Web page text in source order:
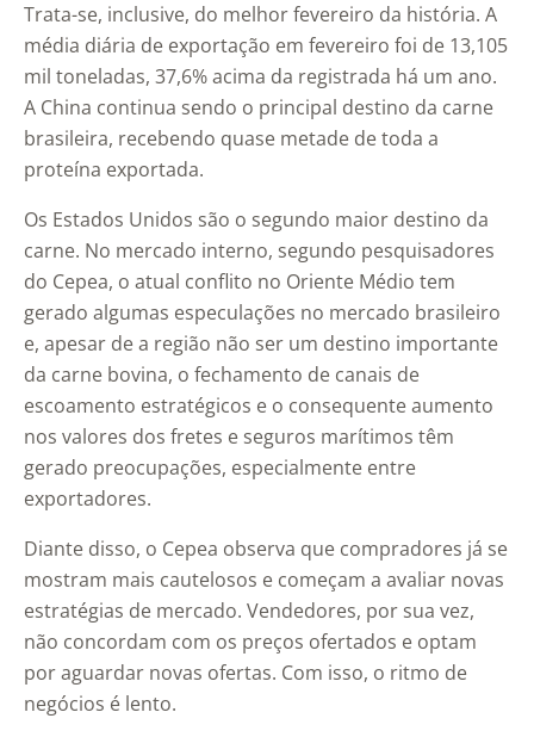
Trata-se, inclusive, do melhor fevereiro da história. A
média diária de exportação em fevereiro foi de 13,105
mil toneladas, 37,6% acima da registrada há um ano.
A China continua sendo o principal destino da carne
brasileira, recebendo quase metade de toda a
proteína exportada.
Os Estados Unidos são o segundo maior destino da
carne. No mercado interno, segundo pesquisadores
do Cepea, o atual conflito no Oriente Médio tem
gerado algumas especulações no mercado brasileiro
e, apesar de a região não ser um destino importante
da carne bovina, o fechamento de canais de
escoamento estratégicos e o consequente aumento
nos valores dos fretes e seguros marítimos têm
gerado preocupações, especialmente entre
exportadores.
Diante disso, o Cepea observa que compradores já se
mostram mais cautelosos e começam a avaliar novas
estratégias de mercado. Vendedores, por sua vez,
não concordam com os preços ofertados e optam
por aguardar novas ofertas. Com isso, o ritmo de
negócios é lento.